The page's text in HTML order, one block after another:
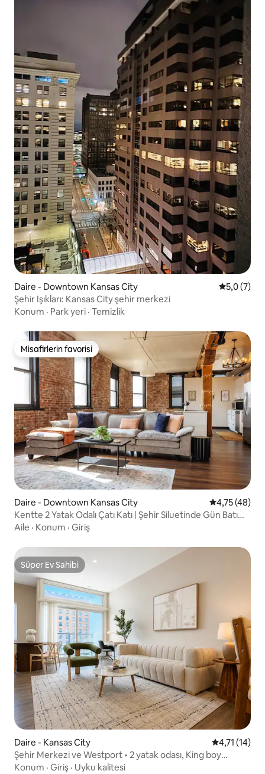
Daire - Downtown Kansas City 55,0 (7)
Şehir Işıkları: Kansas City şehir merkezi
Konum · Park yeri · Temizlik
Misafirlerin favorisi
Misafirlerin favorisi
Daire - Downtown Kansas City 5 üzerinden
4,75 (48)
Kentte 2 Yatak Odalı Çatı Katı | Şehir Siluetinde Gün Batımı
+ Tramvay
Aile · Konum · Giriş
Süper Ev Sahibi
Süper Ev Sahibi
Daire - Kansas City 5 üzerinden
4,71 (14)
Şehir Merkezi ve Westport • 2 yatak odası, King boy
yataklar • Ücretsiz park yeri
Konum · Giriş · Uyku kalitesi